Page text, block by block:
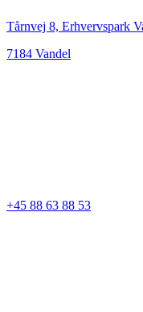
Tårnvej 8, Erhvervspark
7184 Vandel
+45 88 63 88 53